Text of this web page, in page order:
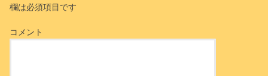
欄は必須項目です
コメント